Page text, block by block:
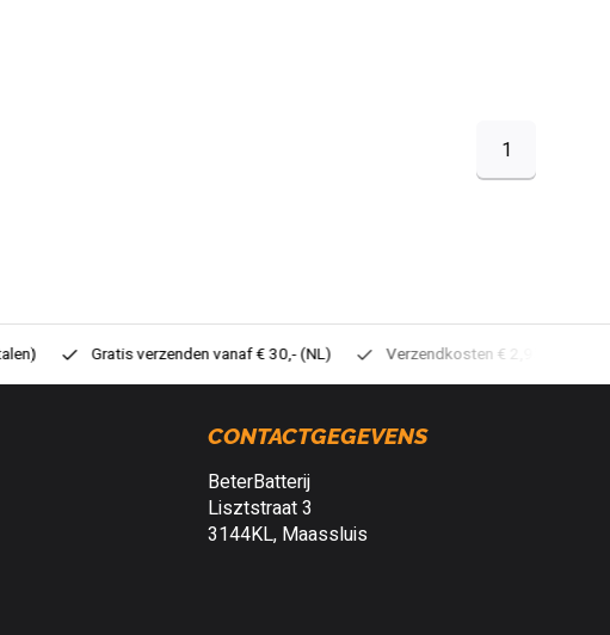
1
Gratis verzenden vanaf € 30,- (NL) Verzendkosten € 2,95 (NL)
CONTACTGEGEVENS
BeterBatterij
Lisztstraat 3
3144KL, Maassluis